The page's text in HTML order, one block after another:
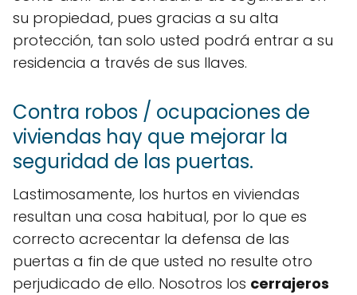
su propiedad, pues gracias a su alta
protección, tan solo usted podrá entrar a su
residencia a través de sus llaves.
Contra robos / ocupaciones de
viviendas hay que mejorar la
seguridad de las puertas.
Lastimosamente, los hurtos en viviendas
resultan una cosa habitual, por lo que es
correcto acrecentar la defensa de las
puertas a fin de que usted no resulte otro
perjudicado de ello. Nosotros los cerrajeros